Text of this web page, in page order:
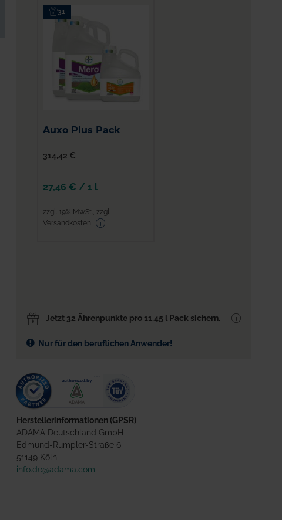
31
Auxo Plus Pack
314,42 €
zzgl. 19% MwSt. , zzgl.
Versandkosten
27,46 € / 1 l
Jetzt 32 Ährenpunkte pro 11.45 l Pack sichern.
Nur für den beruflichen Anwender!
Herstellerinformationen (GPSR)
ADAMA Deutschland GmbH
Edmund-Rumpler-Straße 6
51149 Köln
info.de@adama.com